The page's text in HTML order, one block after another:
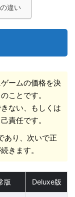
違い
ームの価格を決
ことです。
ない、もしくは
責任です。
あり、次いで正
きます。
版 Deluxe版